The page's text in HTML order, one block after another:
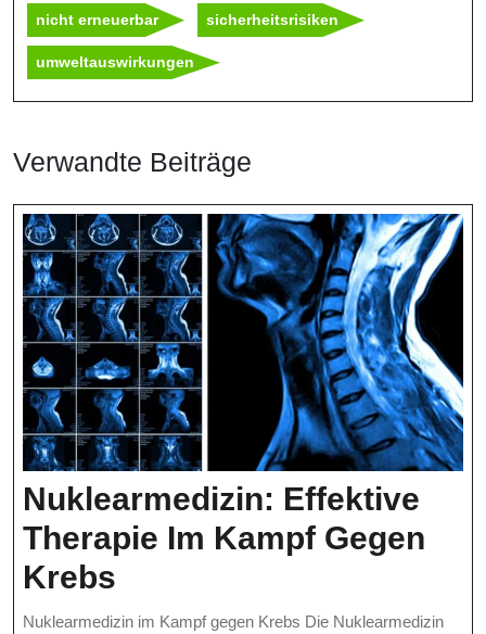
nicht erneuerbar sicherheitsrisiken
umweltauswirkungen
Verwandte Beiträge
Nuklearmedizin: Effektive
Therapie Im Kampf Gegen
Krebs
Effektive
Nuklearmedizin im Kampf gegen Krebs Die Nuklearmedizin